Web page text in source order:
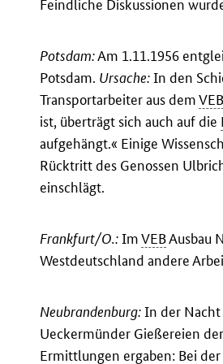
Feindliche Diskussionen
Potsdam:Am 1.11.1956
Potsdam. Ursache:In den
Transportarbeiter aus demVEB
ist, überträgt sich auch auf die
aufgehängt.« Einige
Rücktritt des Genossen
einschlägt.
Frankfurt/O.:ImVEBAusbau
Westdeutschland andere
Neubrandenburg:In der Nacht
Ueckermünder Gießereien
Ermittlungen ergaben: Bei